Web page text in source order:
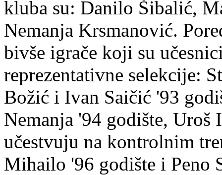
kluba su: Danilo Šibalić,
Nemanja Krsmanović.
bivše igrače koji su
reprezentativne selekcije:
Božić i Ivan Saičić '93
Nemanja '94 godište,
učestvuju na kontrolnim
Mihailo '96 godište i Peno